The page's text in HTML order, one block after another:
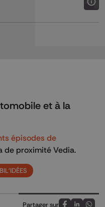
et à la
épisodes de
de proximité Vedia.
Partager sur